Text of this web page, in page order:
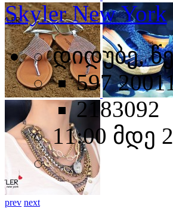
prev next
Skyler New York
დიდუბე,
597
2183092
11:00 მდე